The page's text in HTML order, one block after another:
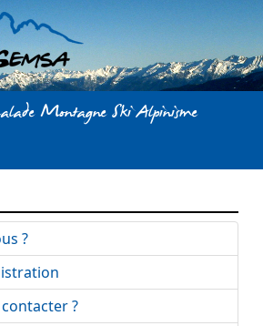
Aller au contenu principal
Montagne Ski Alpinisme
?
?